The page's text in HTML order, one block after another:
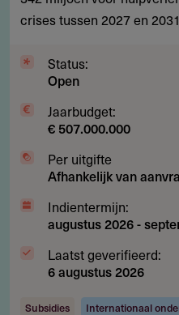
noodhulp
crises
rampen
crises tussen 2027 en
Status:
Open
Jaarbudget:
€ 507.000.000
Per uitgifte
Afhankelijk van
Indientermijn:
augustus 2026-
Laatst geverifieerd:
6 augustus 2026
Subsidies Internationaal